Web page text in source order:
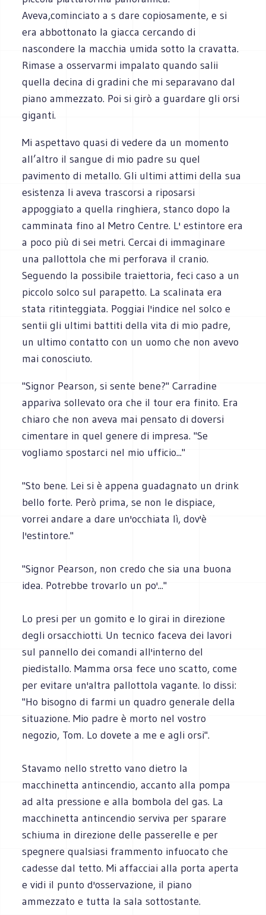
Aveva,cominciato a s dare copiosamente, e si
era abbottonato la giacca cercando di
nascondere la macchia umida sotto la cravatta.
Rimase a osservarmi impalato quando salii
quella decina di gradini che mi separavano dal
piano ammezzato. Poi si girò a guardare gli orsi
giganti.
Mi aspettavo quasi di vedere da un momento
all’altro il sangue di mio padre su quel
pavimento di metallo. Gli ultimi attimi della sua
esistenza li aveva trascorsi a riposarsi
appoggiato a quella ringhiera, stanco dopo la
camminata fino al Metro Centre. L' estintore era
a poco più di sei metri. Cercai di immaginare
una pallottola che mi perforava il cranio.
Seguendo la possibile traiettoria, feci caso a un
piccolo solco sul parapetto. La scalinata era
stata ritinteggiata. Poggiai l'indice nel solco e
sentii gli ultimi battiti della vita di mio padre,
un ultimo contatto con un uomo che non avevo
mai conosciuto.
"Signor Pearson, si sente bene?" Carradine
appariva sollevato ora che il tour era finito. Era
chiaro che non aveva mai pensato di doversi
cimentare in quel genere di impresa. "Se
vogliamo spostarci nel mio ufficio..."
"Sto bene. Lei si è appena guadagnato un drink
bello forte. Però prima, se non le dispiace,
vorrei andare a dare un'occhiata lì, dov'è
l'estintore."
"Signor Pearson, non credo che sia una buona
idea. Potrebbe trovarlo un po'..."
Lo presi per un gomito e lo girai in direzione
degli orsacchiotti. Un tecnico faceva dei lavori
sul pannello dei comandi all'interno del
piedistallo. Mamma orsa fece uno scatto, come
per evitare un'altra pallottola vagante. lo dissi:
"Ho bisogno di farmi un quadro generale della
situazione. Mio padre è morto nel vostro
negozio, Tom. Lo dovete a me e agli orsi".
Stavamo nello stretto vano dietro la
macchinetta antincendio, accanto alla pompa
ad alta pressione e alla bombola del gas. La
macchinetta antincendio serviva per sparare
schiuma in direzione delle passerelle e per
spegnere qualsiasi frammento infuocato che
cadesse dal tetto. Mi affacciai alla porta aperta
e vidi il punto d'osservazione, il piano
ammezzato e tutta la sala sottostante.